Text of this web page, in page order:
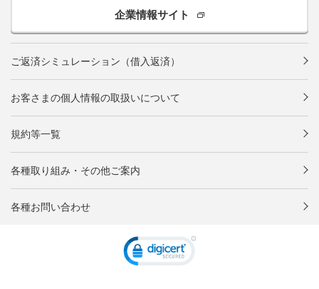
企業情報サイト
ご返済シミュレーション（借入返済）
お客さまの個人情報の取扱いについて
規約等一覧
各種取り組み・その他ご案内
各種お問い合わせ